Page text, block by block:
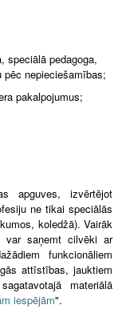
speciālā pedagoga,
nepieciešamības;
pakalpojumus;
apguves, izvērtējot
ne tikai speciālās
koledžā). Vairāk
saņemt cilvēki ar
funkcionāliem
attīstības, jauktiem
materiālā
iespējām".